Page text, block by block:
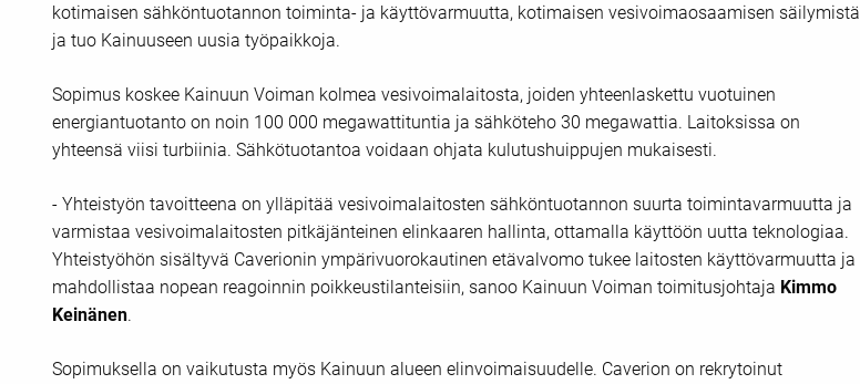
kotimaisen sähköntuotannon toiminta- ja käyttövarmuutta, kotimaisen vesivoimaosaamisen säilymistä
ja tuo Kainuuseen uusia työpaikkoja.
Sopimus koskee Kainuun Voiman kolmea vesivoimalaitosta, joiden yhteenlaskettu vuotuinen
energiantuotanto on noin 100 000 megawattituntia ja sähköteho 30 megawattia. Laitoksissa on
yhteensä viisi turbiinia. Sähkötuotantoa voidaan ohjata kulutushuippujen mukaisesti.
- Yhteistyön tavoitteena on ylläpitää vesivoimalaitosten sähköntuotannon suurta toimintavarmuutta ja
varmistaa vesivoimalaitosten pitkäjänteinen elinkaaren hallinta, ottamalla käyttöön uutta teknologiaa.
Yhteistyöhön sisältyvä Caverionin ympärivuorokautinen etävalvomo tukee laitosten käyttövarmuutta ja
mahdollistaa nopean reagoinnin poikkeustilanteisiin, sanoo Kainuun Voiman toimitusjohtaja Kimmo
Keinänen.
Sopimuksella on vaikutusta myös Kainuun alueen elinvoimaisuudelle. Caverion on rekrytoinut